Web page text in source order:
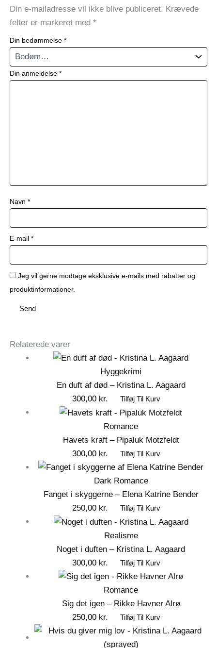
Din e-mailadresse vil ikke blive publiceret. Krævede
felter er markeret med *
Din bedømmelse *
Din anmeldelse *
Navn *
E-mail *
Jeg vil gerne modtage eksklusive e-mails med rabatter og
produktinformationer.
Relaterede varer
Hyggekrimi
En duft af død – Kristina L. Aagaard
300,00 kr. Tilføj Til Kurv
Romance
Havets kraft – Pipaluk Motzfeldt
300,00 kr. Tilføj Til Kurv
Dark Romance
Fanget i skyggerne – Elena Katrine Bender
250,00 kr. Tilføj Til Kurv
Realisme
Noget i duften – Kristina L. Aagaard
300,00 kr. Tilføj Til Kurv
Romance
Sig det igen – Rikke Havner Alrø
250,00 kr. Tilføj Til Kurv